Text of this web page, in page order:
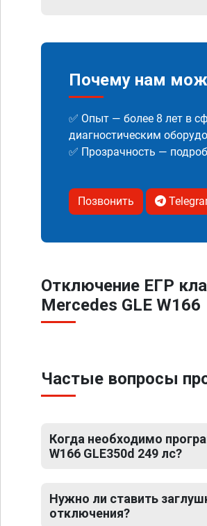
Почему нам
✅ Опыт — более 8 лет в
диагностическим
✅ Прозрачность —
Позвонить
Отключение ЕГР
Mercedes GLE W166
Частые вопросы
Когда необходимо
W166 GLE350d 249 лс?
Нужно ли ставить
отключения?